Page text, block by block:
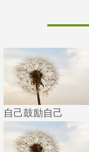
自己鼓励自己